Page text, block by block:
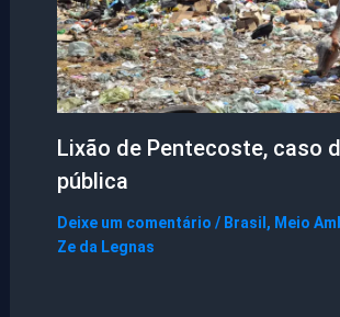
Lixão de Pentecoste, caso
pública
Deixe um comentário / Brasil , Meio
Ze da Legnas